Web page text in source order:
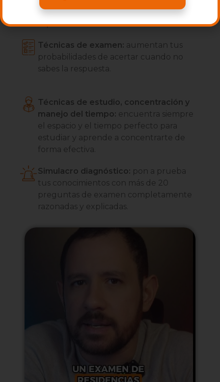
mejor para alcanzar tu meta de pasar a la
especialidad!
Técnicas de examen: aumentan tus
probabilidades de acertar cuando no
sabes la respuesta.
Técnicas de estudio, concentración y
manejo del tiempo: encuentra siempre
el espacio y el tiempo perfecto para
estudiar y aprende a concentrarte de
forma efectiva.
Simulacro diagnóstico: pon a prueba
tus conocimientos con más de 20
preguntas de examen completamente
razonadas y explicadas.